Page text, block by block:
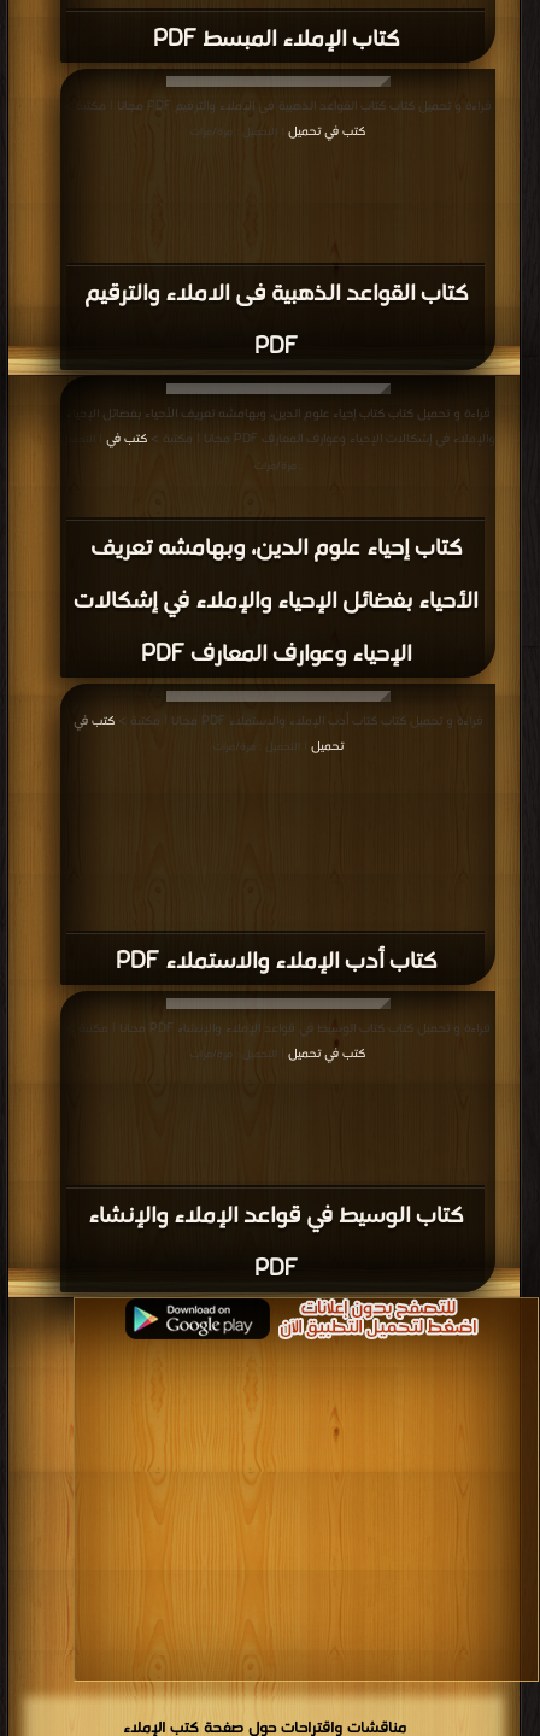
كتاب الإملاء المبسط PDF
كتاب القواعد الذهبية فى الاملاء والترقيم
PDF
قراءة و تحميل كتاب كتاب القواعد الذهبية فى الاملاء والترقيم PDF مجانا | مكتبة >
كتب في تحميل
| التحميل : مرة/مرات
كتاب إحياء علوم الدين، وبهامشه تعريف
الأحياء بفضائل الإحياء والإملاء في إشكالات
الإحياء وعوارف المعارف PDF
قراءة و تحميل كتاب كتاب إحياء علوم الدين، وبهامشه تعريف الأحياء بفضائل الإحياء
والإملاء في إشكالات الإحياء وعوارف المعارف PDF مجانا | مكتبة >
كتب في
: مرة/مرات
كتاب أدب الإملاء والاستملاء PDF
قراءة و تحميل كتاب كتاب أدب الإملاء والاستملاء PDF مجانا | مكتبة >
كتب في
تحميل
| التحميل : مرة/مرات
كتاب الوسيط في قواعد الإملاء والإنشاء
PDF
قراءة و تحميل كتاب كتاب الوسيط في قواعد الإملاء والإنشاء PDF مجانا | مكتبة >
كتب في تحميل
| التحميل : مرة/مرات
مناقشات واقتراحات حول صفحة كتب الإملاء